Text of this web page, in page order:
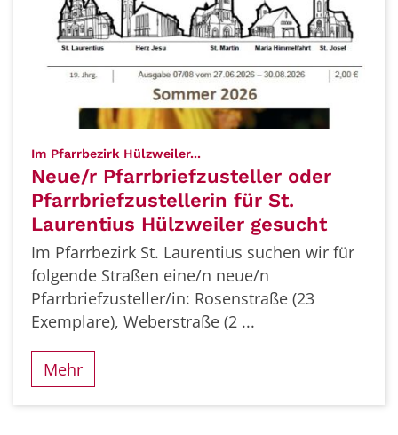
Im Pfarrbezirk Hülzweiler...
Neue/r Pfarrbriefzusteller oder
Pfarrbriefzustellerin für St.
Laurentius Hülzweiler gesucht
Im Pfarrbezirk St. Laurentius suchen wir für
folgende Straßen eine/n neue/n
Pfarrbriefzusteller/in: Rosenstraße (23
Exemplare), Weberstraße (2 ...
Mehr